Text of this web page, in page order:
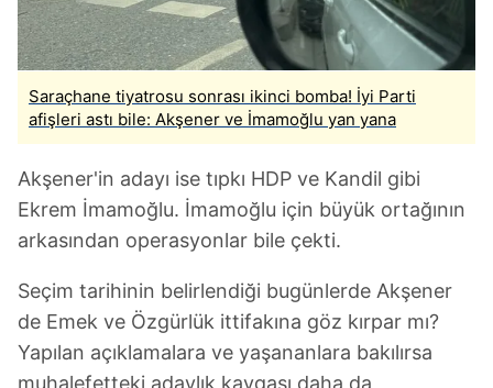
Saraçhane tiyatrosu sonrası ikinci bomba! İyi Parti
afişleri astı bile: Akşener ve İmamoğlu yan yana
Akşener'in adayı ise tıpkı HDP ve Kandil gibi
Ekrem İmamoğlu. İmamoğlu için büyük ortağının
arkasından operasyonlar bile çekti.
Seçim tarihinin belirlendiği bugünlerde Akşener
de Emek ve Özgürlük ittifakına göz kırpar mı?
Yapılan açıklamalara ve yaşananlara bakılırsa
muhalefetteki adaylık kavgası daha da